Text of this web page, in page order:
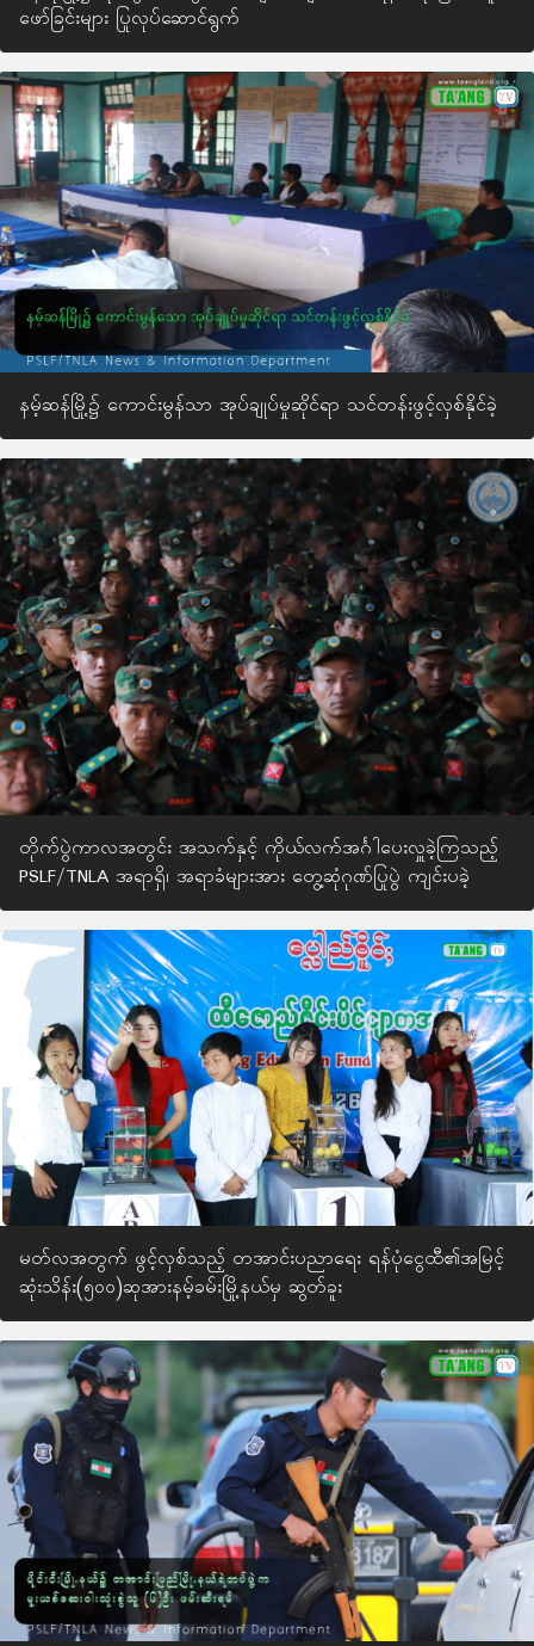
ဖော်ခြင်းများ ပြုလုပ်ဆောင်ရွက်
နမ့်ဆန်မြို့၌ ကောင်းမွန်သာ အုပ်ချုပ်မှုဆိုင်ရာ သင်တန်းဖွင့်လှစ်နိုင်ခဲ့
တိုက်ပွဲကာလအတွင်း အသက်နှင့် ကိုယ်လက်အင်္ဂါပေးလှူခဲ့ကြသည့်
PSLF/TNLA အရာရှိ၊ အရာခံများအား တွေ့ဆုံဂုဏ်ပြုပွဲ ကျင်းပခဲ့
မတ်လအတွက် ဖွင့်လှစ်သည့် တအာင်းပညာရေး ရန်ပုံငွေထီ၏အမြင့်
ဆုံးသိန်း(၅၀၀)ဆုအားနမ့်ခမ်းမြို့နယ်မှ ဆွတ်ခူး